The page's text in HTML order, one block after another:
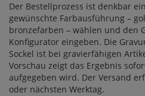
Der Bestellprozess ist denkbar
gewünschte Farbausführung –
bronzefarben – wählen und den
Konfigurator eingeben. Die
Sockel ist bei gravierfähigen
Vorschau zeigt das Ergebnis
aufgegeben wird. Der Versand
oder nächsten Werktag.